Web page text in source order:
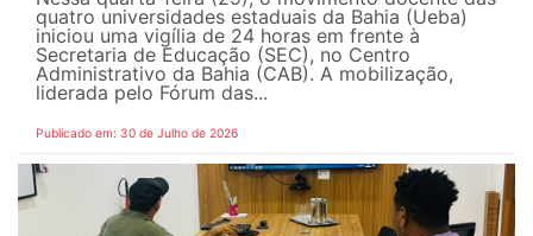
quatro universidades estaduais da Bahia (Ueba)
iniciou uma vigília de 24 horas em frente à
Secretaria de Educação (SEC), no Centro
Administrativo da Bahia (CAB). A mobilização,
liderada pelo Fórum das...
Publicado em: 30 de Julho de 2026